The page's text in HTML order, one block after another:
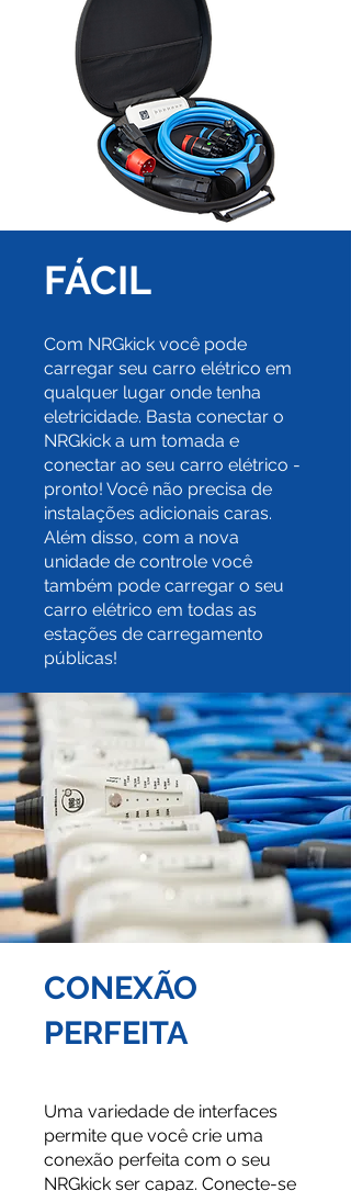
FÁCIL
Com NRGkick você pode
carregar seu carro elétrico em
qualquer lugar onde tenha
eletricidade. Basta conectar o
NRGkick a um tomada e
conectar ao seu carro elétrico -
pronto! Você não precisa de
instalações adicionais caras.
Além disso, com a nova
unidade de controle você
também pode carregar o seu
carro elétrico em todas as
estações de carregamento
públicas!
CONEXÃO
PERFEITA
Uma variedade de interfaces
permite que você crie uma
conexão perfeita com o seu
NRGkick ser capaz. Conecte-se